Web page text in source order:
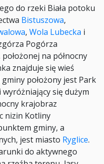
do rzeki Biała potoku
Bistuszowa,
, Wola Lubecka i
Pogórza
na północny
znajduje się wieś
gminy położony jest Park
się dużym
krajobraz
nizin Kotliny
gminy, a
jest miasto Ryglice.
do aktywnego